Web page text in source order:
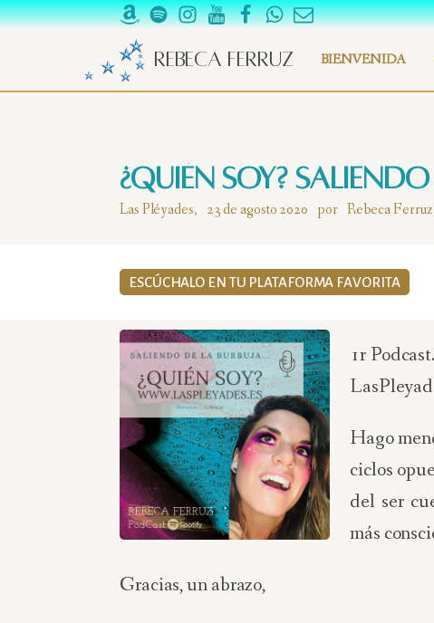
Rebeca Ferruz BIENVENIDA
¿Quién Soy?
Las Pléyades, 23 de agosto 2020 por Rebeca Ferruz
ESCÚCHALO EN TU PLATAFORMA FAVORITA
1r
Hago
ciclos
del ser
más
Gracias, un abrazo,